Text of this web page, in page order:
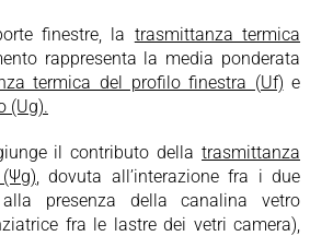
finestre, la trasmittanza termica
rappresenta la media ponderata
termica del profilo finestra (Uf) e
(Ug).
il contributo dellatrasmittanza
, dovuta all’interazione fra i due
presenza della canalina vetro
fra le lastre dei vetri camera),